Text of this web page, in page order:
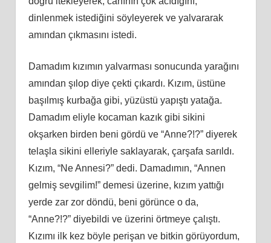
dinlenmek istediğini söyleyerek ve yalvararak
amından çıkmasını istedi.
Damadım kızımın yalvarması sonucunda yarağını
amından şılop diye çekti çıkardı. Kızım, üstüne
başılmış kurbağa gibi, yüzüstü yapıştı yatağa.
Damadım eliyle kocaman kazık gibi sikini
okşarken birden beni gördü ve “Anne?!?” diyerek
telaşla sikini elleriyle saklayarak, çarşafa sarıldı.
Kızım, “Ne Annesi?” dedi. Damadımın, “Annen
gelmiş sevgilim!” demesi üzerine, kızım yattığı
yerde zar zor döndü, beni görünce o da,
“Anne?!?” diyebildi ve üzerini örtmeye çalıştı.
Kızımı ilk kez böyle perişan ve bitkin görüyordum,